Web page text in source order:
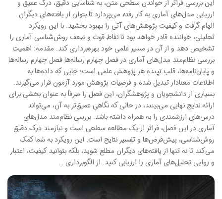
این بررسی فراتر از خواندن سطحی متن، به شناسایی دقیق، درک عمیق و
ارزیابی مدل‌های آماری به کار رفته می‌پردازد تا بتوان از یافته‌های دیگران
الهام گرفت و کیفیت پژوهش‌های آتی را بهبود بخشید. با این رویکرد
تحلیلی، خواننده قادر خواهد بود تا نقاط قوت و ضعف روش‌شناسی آماری را
تشخیص دهد و از آن در مسیر علمی خود بهره‌برداری کند. مقدمه: اهمیت
بررسی نظام‌مند مدل‌های آماری در فصل چهارم رساله‌ها فصل چهارم رساله‌ها
و پایان‌نامه‌ها، قلب تپنده هر پژوهش علمی است؛ جایی که داده‌ها به
اطلاعات معنادار تبدیل شده و فرضیات پژوهش مورد آزمون قرار می‌گیرند.
بسیاری از دانشجویان و پژوهشگران، این فصل را صرفاً به عنوان بخشی برای
ارائه نتایج نهایی می‌بینند، در حالی که نگاهی عمیق‌تر به آن، می‌تواند
درس‌های ارزشمندی را به همراه داشته باشد. بررسی نظام‌مند مدل‌های
آماری در این فصل، فراتر از یک مطالعه سطحی است و نیازمند درک دقیق
روش‌شناسی، پیش‌فرض‌ها و تفسیر نتایج است. این رویکرد به شما کمک
می‌کند تا نه تنها از یافته‌های دیگران مطلع شوید، بلکه بتوانید کیفیت، اعتبار
و روایی تحلیل‌های آماری را ارزیابی کنید. از الگوبرداری …